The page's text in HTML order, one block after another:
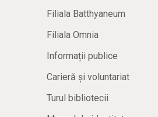
Filiala Batthyaneum
Filiala Omnia
Informații publice
Carieră și voluntariat
Turul bibliotecii